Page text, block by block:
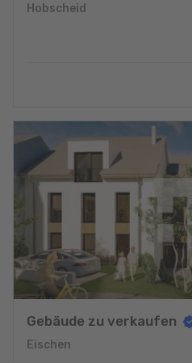
Hobscheid
Gebäude zu verkaufen
Eischen